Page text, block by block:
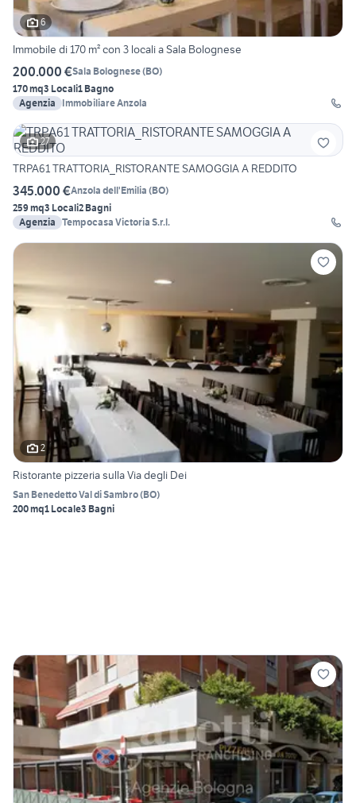
6
Immobile di 170 m² con 3 locali a Sala Bolognese
200.000 €Sala Bolognese(BO)
170 mq3 Locali1 Bagno
Agenzia
Immobiliare Anzola
27
TRPA61 TRATTORIA_RISTORANTE SAMOGGIA A REDDITO
345.000 €Anzola dell'Emilia (BO)
259 mq3 Locali2 Bagni
Agenzia Tempocasa Victoria S.r.l.
2
Ristorante pizzeria sulla Via degli Dei
San Benedetto Val di Sambro(BO)
200 mq1 Locale3 Bagni